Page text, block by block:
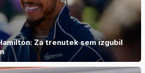
Za trenutek sem izgubil